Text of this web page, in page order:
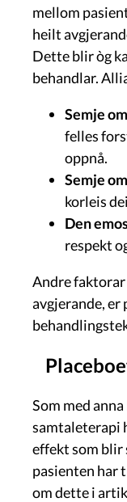
mellom
heilt
Dette blir òg
behandlar.
Semje
felles
oppnå.
Semje
korleis
Den
respekt
Andre
avgjerande, er
Som med
samtaleterapi
effekt som blir
pasienten har
om dette i